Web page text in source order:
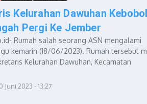
Kelurahan Dawuhan
Pergi Ke Jember
Rumah salah seorang ASN mengalami
kemarin (18/06/2023). Rumah tersebut
Kelurahan Dawuhan, Kecamatan
Juni 2023 - 13:27